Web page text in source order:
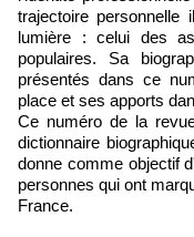
trajectoire
lumière : celui des
populaires. Sa
présentés dans ce
place et ses apports
Ce numéro de la
dictionnaire
donne comme objectif
personnes qui ont
France.